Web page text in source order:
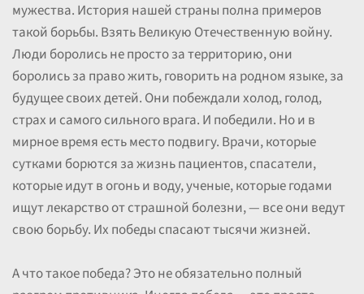
мужества. История нашей страны полна примеров
такой борьбы. Взять Великую Отечественную войну.
Люди боролись не просто за территорию, они
боролись за право жить, говорить на родном языке, за
будущее своих детей. Они побеждали холод, голод,
страх и самого сильного врага. И победили. Но и в
мирное время есть место подвигу. Врачи, которые
сутками борются за жизнь пациентов, спасатели,
которые идут в огонь и воду, ученые, которые годами
ищут лекарство от страшной болезни, — все они ведут
свою борьбу. Их победы спасают тысячи жизней.
А что такое победа? Это не обязательно полный